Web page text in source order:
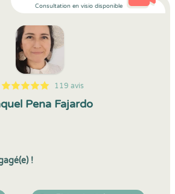
Consultation en visio disponible
5
1
5
119 119 avis
Pena Fajardo
!